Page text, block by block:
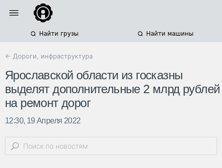
Найти грузы Найти машины
← Дороги, инфраструктура
Ярославской области из госказны
выделят дополнительные 2 млрд рублей
на ремонт дорог
12:30, 19 Апреля 2022